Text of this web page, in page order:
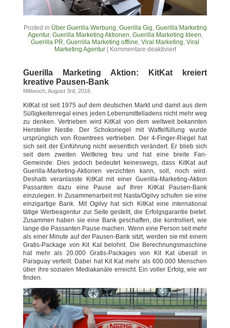
Posted in Über Guerilla Werbung, Guerilla Gig, Guerilla Marketing
Agentur, Guerilla Marketing Aktionen, Guerilla Marketing Ideen,
Guerilla PR, Guerrilla Marketing offline, Viral Marketing, Viral
Marketing Agentur| Kommentare deaktiviert
Guerilla Marketing Aktion: KitKat kreiert
kreative Pausen-Bank
Mittwoch, August 3rd, 2016
KitKat ist seit 1975 auf dem deutschen Markt und damit aus dem
Süßigkeitenregal eines jeden Lebensmittelladens nicht mehr weg
zu denken. Vertrieben wird KitKat von dem weltweit bekannten
Hersteller Nestle. Der Schokoriegel mit Waffelfüllung wurde
ursprünglich von Rowntrees vertrieben. Der 4-Finger-Riegel hat
sich seit der Einführung nicht wesentlich verändert. Er blieb sich
seit dem zweiten Weltkrieg treu und hat eine breite Fan-
Gemeinde. Dies jedoch bedeutet keineswegs, dass KitKat auf
Guerilla-Marketing-Aktionen verzichten kann, soll, noch wird.
Deshalb veranlasste KitKat mit einer Guerilla-Marketing-Aktion
Passanten dazu eine Pause auf Ihrer KitKat Pausen-Bank
einzulegen. In Zusammenarbeit mit Nasta/Ogilvy schufen sie eine
einzigartige Bank. Mit Ogilvy hat sich KitKat eine international
tätige Werbeagentur zur Seite gestellt, die Erfolgsgarantie bietet.
Zusammen haben sie eine Bank geschaffen, die kontrolliert, wie
lange die Passanten Pause machen. Wenn eine Person seit mehr
als einer Minute auf der Pausen-Bank sitzt, werden sie mit einem
Gratis-Package von Kit Kat belohnt. Die Berechnungsmaschine
hat mehr als 20.000 Gratis-Packages von Kit Kat überall in
Paraguay verteilt. Dabei hat Kit Kat mehr als 600.000 Menschen
über ihre sozialen Mediakanäle erreicht. Ein voller Erfolg, wie wir
finden.